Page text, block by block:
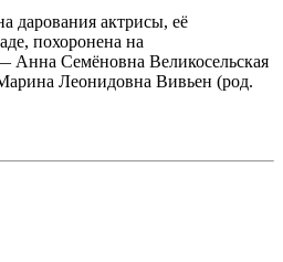
дарования актрисы, её
похоронена на
Семёновна Великосельская
Леонидовна Вивьен (род.